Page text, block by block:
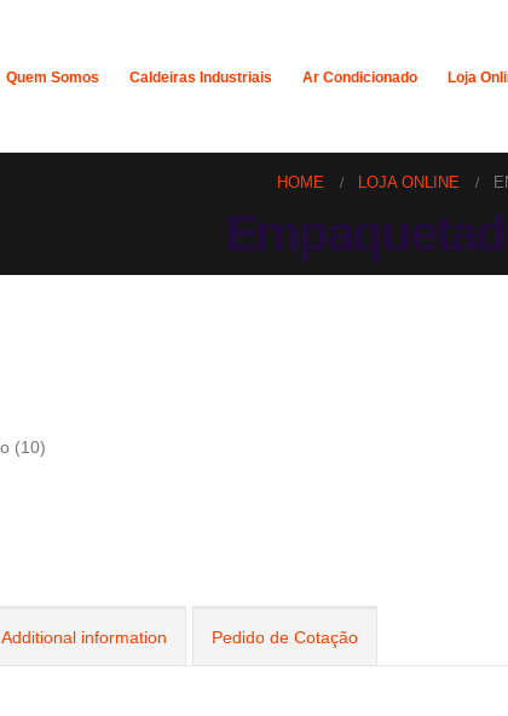
Quem Somos Caldeiras Industriais Ar Condicionado Loja
HOME LOJA ONLINE
Additional information Pedido de Cotação